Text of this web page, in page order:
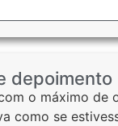
depoimento
o máximo de
como se